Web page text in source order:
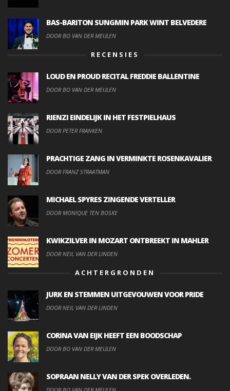
BAS-BARITON SUNGMIN PARK WINT BELVEDERE
DOOR BO VAN DER MEULEN
RECENSIES
LOUD EN PROUD RECITAL FREDDIE BALLENTINE
DOOR BO VAN DER MEULEN
RIENZI EINDELIJK IN HET FESTPIELHAUS
DOOR PETER FRANKEN
PRACHTIGE ZANG IN VERMINKTE ROSENKAVALIER
DOOR FRANZ STRAATMAN
MICHAEL SPYRES ZINGENDE VERTELLER
DOOR MONIQUE TEN BOSKE
KWIKZILVER IN MOZART ONTBREEKT IN MAHLER
DOOR NEIL VAN DER LINDEN
ACHTERGRONDEN
JURK EN STEMMEN UITGEVOUWEN VOOR PRIDE
DOOR NEIL VAN DER LINDEN
CORINA VAN EIJK HEEFT EEN BOODSCHAP
DOOR BO VAN DER MEULEN
SOPRAAN NELLY VAN DER SPEK OVERLEDEN.